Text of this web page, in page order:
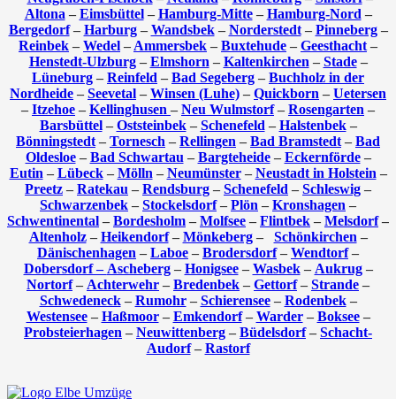
Altona – Eimsbüttel– Hamburg-Mitte– Hamburg-Nord –
Bergedorf– Harburg– Wandsbek– Norderstedt– Pinneberg–
Reinbek – Wedel – Ammersbek – Buxtehude – Geesthacht –
Henstedt-Ulzburg– Elmshorn – Kaltenkirchen – Stade–
Lüneburg – Reinfeld – Bad Segeberg – Buchholz in der
Nordheide – Seevetal – Winsen (Luhe) – Quickborn – Uetersen
– Itzehoe – Kellinghusen – Neu Wulmstorf– Rosengarten –
Barsbüttel– Oststeinbek– Schenefeld – Halstenbek–
Bönningstedt – Tornesch – Rellingen – Bad Bramstedt – Bad
Oldesloe– Bad Schwartau – Bargteheide– Eckernförde–
Eutin – Lübeck– Mölln – Neumünster– Neustadt in Holstein –
Preetz – Ratekau – Rendsburg – Schenefeld – Schleswig –
Schwarzenbek – Stockelsdorf– Plön – Kronshagen –
Schwentinental – Bordesholm – Molfsee – Flintbek – Melsdorf–
Altenholz– Heikendorf– Mönkeberg– Schönkirchen –
Dänischenhagen – Laboe – Brodersdorf– Wendtorf–
Dobersdorf – Ascheberg– Honigsee– Wasbek– Aukrug–
Nortorf– Achterwehr – Bredenbek – Gettorf– Strande –
Schwedeneck– Rumohr– Schierensee– Rodenbek–
Westensee– Haßmoor– Emkendorf– Warder– Boksee–
Probsteierhagen – Neuwittenberg – Büdelsdorf– Schacht-
Audorf– Rastorf